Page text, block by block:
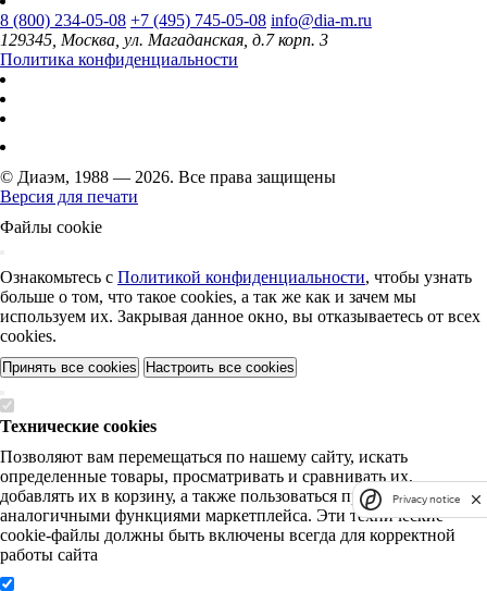
8 (800) 234-05-08 +7 (495) 745-05-08 info@dia-m.ru
129345, Москва, ул. Магаданская, д.7 корп. 3
Политика конфиденциальности
© Диаэм, 1988 — 2026. Все права защищены
Версия для печати
Файлы cookie
Ознакомьтесь с Политикой конфиденциальности, чтобы узнать
больше о том, что такое cookies, а так же как и зачем мы
используем их. Закрывая данное окно, вы отказываетесь от всех
cookies.
Принять все cookies Настроить все cookies
Технические cookies
Позволяют вам перемещаться по нашему сайту, искать
определенные товары, просматривать и сравнивать их,
добавлять их в корзину, а также пользоваться прочими
аналогичными функциями маркетплейса. Эти технические
cookie-файлы должны быть включены всегда для корректной
работы сайта
Privacy notice